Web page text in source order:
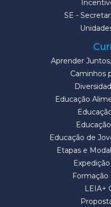
SE -
Aprender
Caminhos
Educação
Educação de
Etapas e
LEIA+